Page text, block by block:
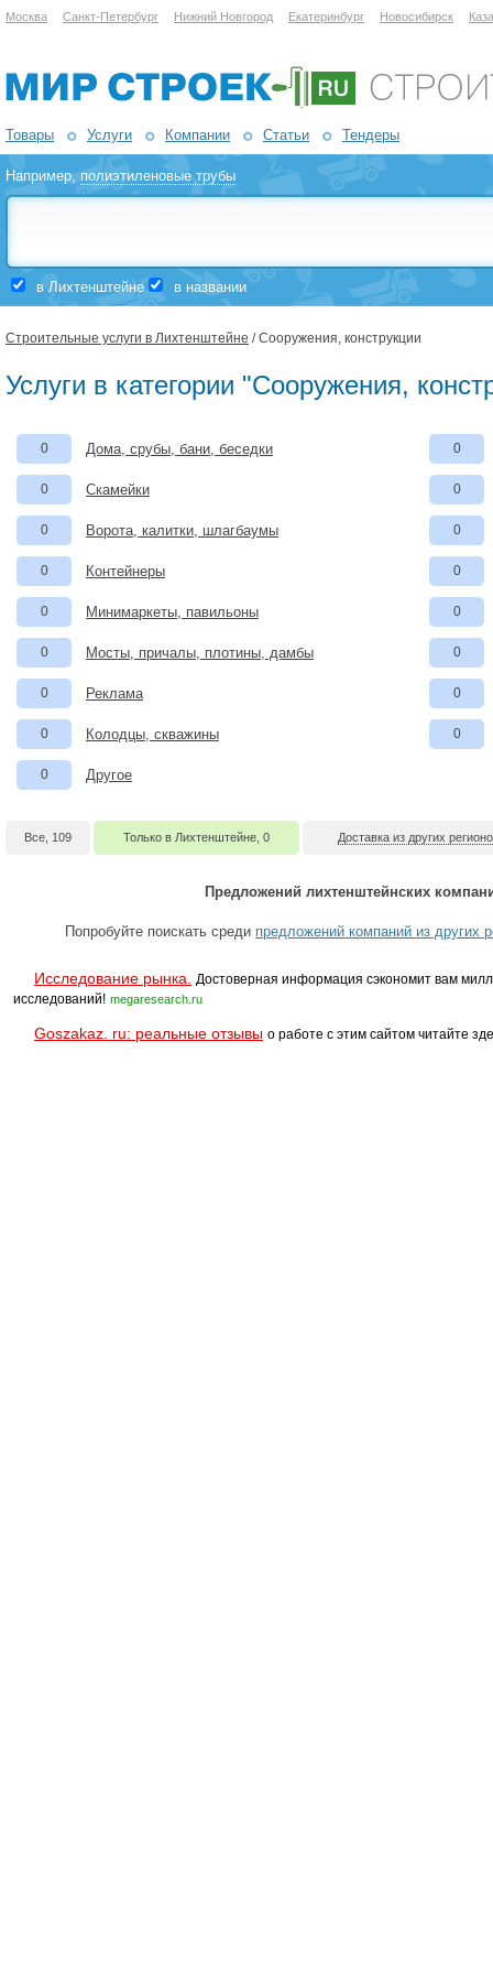
Москва Санкт-Петербург Нижний Новгород Екатеринбург Новосибирск
Товары Услуги Компании Статьи Тендеры
Например,полиэтиленовые трубы
в Лихтенштейне в названии
Строительные услуги в Лихтенштейне / Сооружения, конструкции
Услуги в категории "Сооружения,
0 Дома, срубы, бани, беседки 0
0 Скамейки 0
0 Ворота, калитки, шлагбаумы 0
0 Контейнеры 0
0 Минимаркеты, павильоны 0
0 Мосты, причалы, плотины, дамбы 0
0 Реклама 0
0 Колодцы, скважины 0
0 Другое
Все, 109 Только в Лихтенштейне, 0 Доставка из других
Предложений лихтенштейнских
Попробуйте поискать среди предложений компаний из других
Исследование рынка.
Достоверная информация сэкономит вам
исследований! megaresearch.ru
Goszakaz. ru: реальные отзывы о работе с этим сайтом читайте